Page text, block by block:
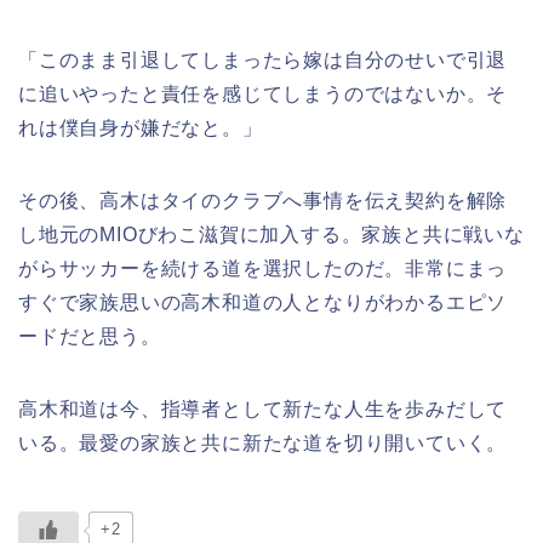
「このまま引退してしまったら嫁は自分のせいで引退
に追いやったと責任を感じてしまうのではないか。そ
れは僕自身が嫌だなと。」
その後、高木はタイのクラブへ事情を伝え契約を解除
し地元のMIOびわこ滋賀に加入する。家族と共に戦いな
がらサッカーを続ける道を選択したのだ。非常にまっ
すぐで家族思いの高木和道の人となりがわかるエピソ
ードだと思う。
高木和道は今、指導者として新たな人生を歩みだして
いる。最愛の家族と共に新たな道を切り開いていく。
+2